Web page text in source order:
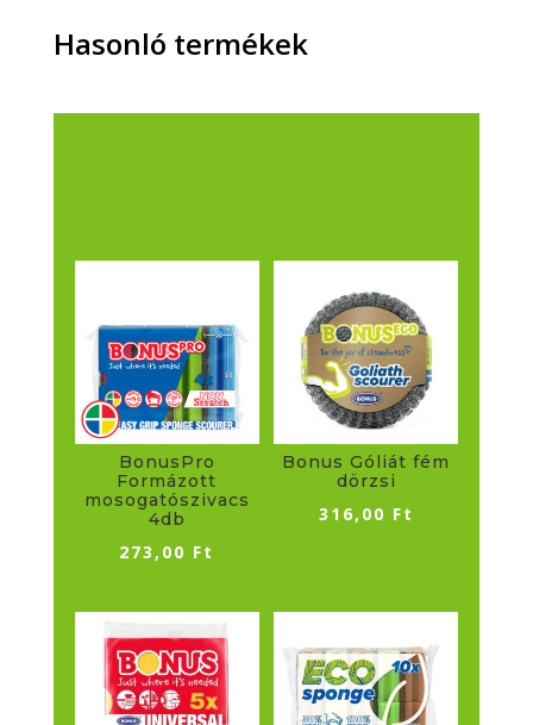
Hasonló termékek
BonusPro
Formázott
mosogatószivacs
4db
273,00 Ft
Bonus Góliát fém
dörzsi
316,00 Ft